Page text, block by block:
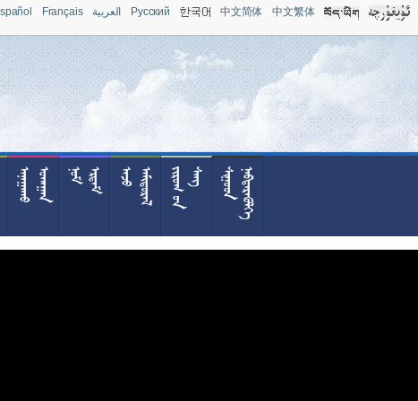
Français العربية Pусский 中文简体 中文繁体











  





  








  







 














